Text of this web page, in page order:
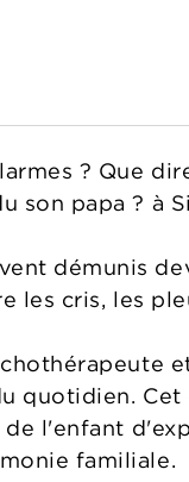
? Que
son papa ? à
démunis
les cris, les
quotidien.
l'enfant
familiale.